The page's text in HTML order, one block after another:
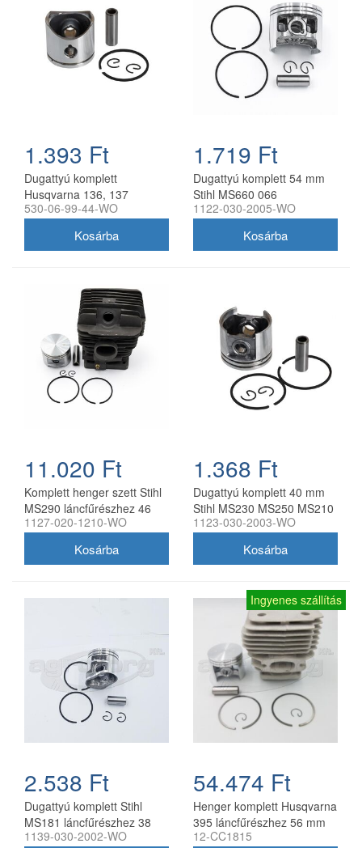
1.393 Ft
Dugattyú komplett
Husqvarna 136, 137
láncfűrészhez 38 mm
530-06-99-44-WO
1.719 Ft
Dugattyú komplett 54 mm
Stihl MS660 066
láncfűrészhez utángyártott
1122-030-2005-WO
11.020 Ft
Komplett henger szett Stihl
MS290 láncfűrészhez 46
mm utángyártott
1127-020-1210-WO
1.368 Ft
Dugattyú komplett 40 mm
Stihl MS230 MS250 MS210
021 023 FS400 utángyártott
1123-030-2003-WO
2.538 Ft
Dugattyú komplett Stihl
MS181 láncfűrészhez 38
mm utángyártott
1139-030-2002-WO
Ingyenes szállítás
54.474 Ft
Henger komplett Husqvarna
395 láncfűrészhez 56 mm
utángyártott Meteor
12-CC1815